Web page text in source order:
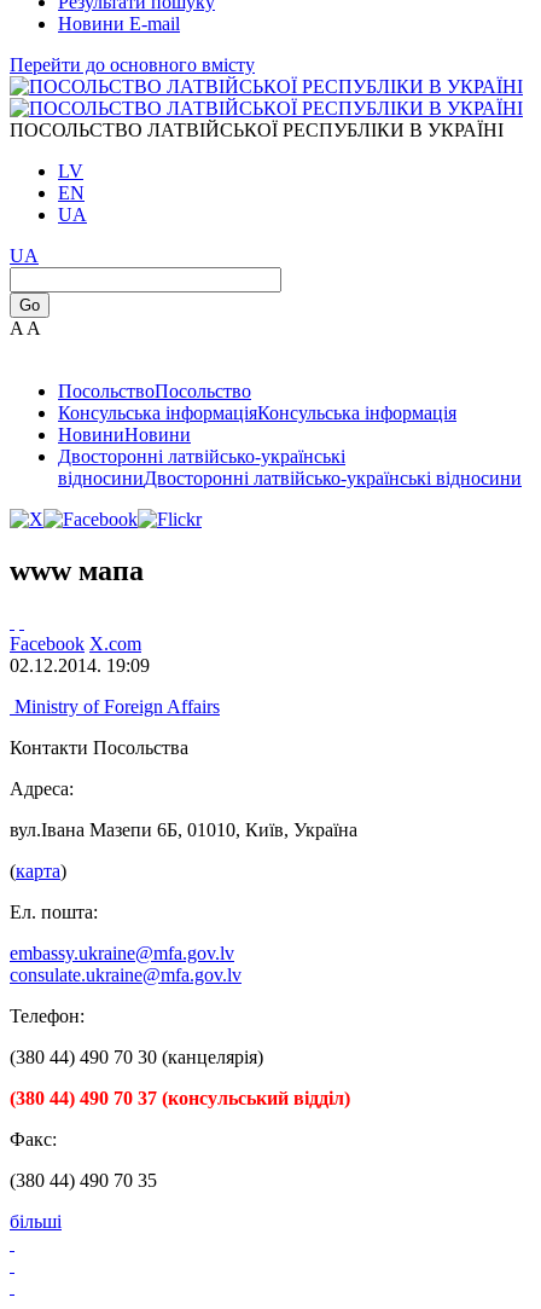
Новини Е-mail
Перейти до основного вмісту
ПОСОЛЬСТВО ЛАТВІЙСЬКОЇ РЕСПУБЛІКИ В УКРАЇНІ
LV
EN
UA
UA
Go
A A
ПосольствоПосольство
Консульська інформаціяКонсульська інформація
НовиниНовини
Двосторонні латвійсько-українські
відносиниДвосторонні латвійсько-українські відносини
www мапа
Facebook X.com
02.12.2014. 19:09
Ministry of Foreign Affairs
Контакти Посольства
Адреса:
вул.Івана Мазепи 6Б, 01010, Київ, Україна
(карта)
Ел. пошта:
embassy.ukraine@mfa.gov.lv
consulate.ukraine@mfa.gov.lv
Телефон:
(380 44) 490 70 30 (канцелярія)
(380 44) 490 70 37 (консульський відділ)
Факс:
(380 44) 490 70 35
більші